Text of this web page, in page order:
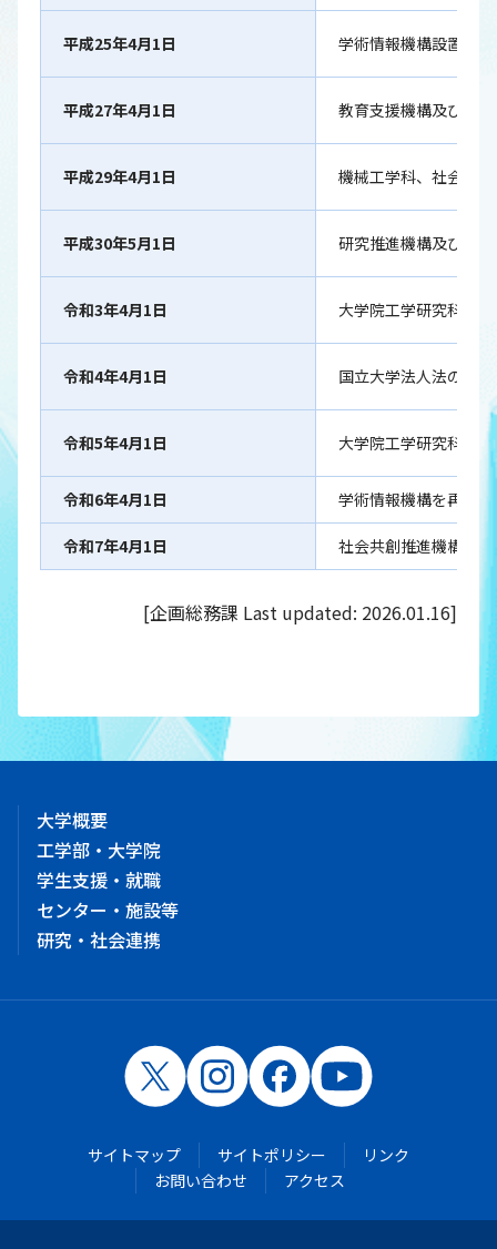
平成25年4月1日 学術情報機構設置
平成27年4月1日 教育支援機構及び社
平成29年4月1日 機械工学科、社会環
平成30年5月1日 研究推進機構及び社
令和3年4月1日 大学院工学研究科博
令和4年4月1日 国立大学法人法の一
令和5年4月1日 大学院工学研究科博
令和6年4月1日 学術情報機構を再編
令和7年4月1日 社会共創推進機構設置
[企画総務課 Last updated: 2026.01.16]
大学概要
工学部・大学院
学生支援・就職
センター・施設等
研究・社会連携
サイトマップ サイトポリシー
リンク
お問い合わせ
アクセス